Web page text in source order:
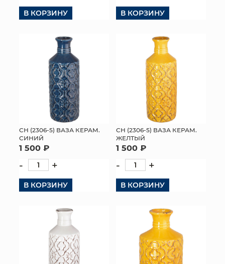
В КОРЗИНУ В КОРЗИНУ
СН (2306-5) ВАЗА КЕРАМ.
СИНИЙ
1 500 ₽
- +
В КОРЗИНУ
СН (2306-5) ВАЗА КЕРАМ.
ЖЕЛТЫЙ
1 500 ₽
- +
В КОРЗИНУ